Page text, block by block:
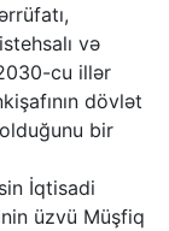
və
cu illər
dövlət
bir
İqtisadi
üzvü Müşfiq